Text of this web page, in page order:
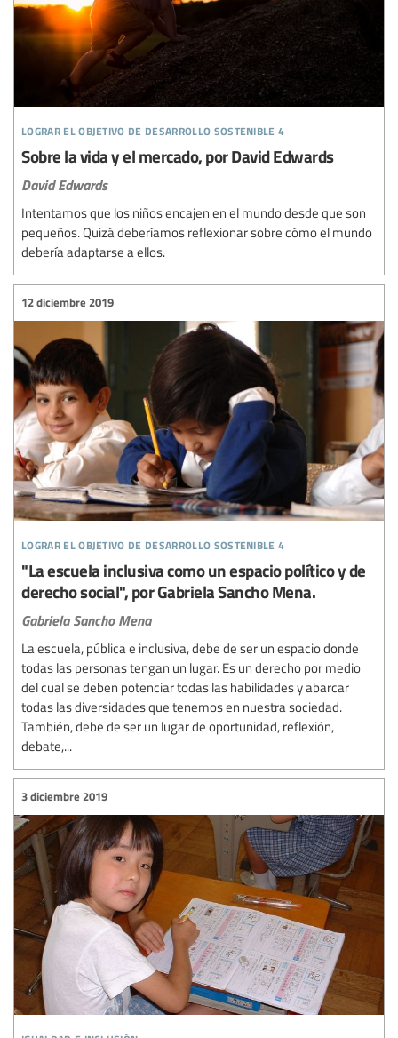
lograr el objetivo de desarrollo sostenible 4
Sobre la vida y el mercado, por David Edwards
David Edwards
Intentamos que los niños encajen en el mundo desde que son
pequeños. Quizá deberíamos reflexionar sobre cómo el mundo
debería adaptarse a ellos.
lograr el objetivo de desarrollo sostenible 4
12 diciembre 2019
"La escuela inclusiva como un espacio político y de
derecho social", por Gabriela Sancho Mena.
Gabriela Sancho Mena
La escuela, pública e inclusiva, debe de ser un espacio donde
todas las personas tengan un lugar. Es un derecho por medio
del cual se deben potenciar todas las habilidades y abarcar
todas las diversidades que tenemos en nuestra sociedad.
También, debe de ser un lugar de oportunidad, reflexión,
debate,...
3 diciembre 2019